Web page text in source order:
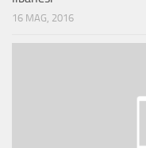
16 MAG, 2016